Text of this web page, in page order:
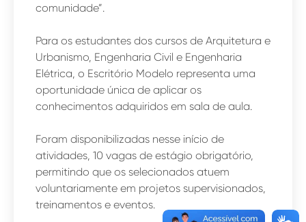
comunidade”.
Para os estudantes dos cursos de Arquitetura e
Urbanismo, Engenharia Civil e Engenharia
Elétrica, o Escritório Modelo representa uma
oportunidade única de aplicar os
conhecimentos adquiridos em sala de aula.
Foram disponibilizadas nesse início de
atividades, 10 vagas de estágio obrigatório,
permitindo que os selecionados atuem
voluntariamente em projetos supervisionados,
treinamentos e eventos.